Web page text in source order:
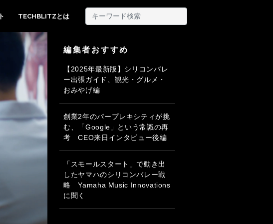
TECHBLITZとは
編集者おすすめ
【2025年最新版】シリコンバレ
ー出張ガイド、観光・グルメ・
おみやげ編
創業2年のパープレキシティが挑
む、「Google」という常識の再
考 CEO来日インタビュー後編
「スモールスタート」で動き出
したヤマハのシリコンバレー戦
略 Yamaha Music Innovations
に聞く